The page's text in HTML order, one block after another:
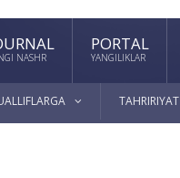
NASHR
PORTAL
YANGILIKLAR
TAHRIRIYAT